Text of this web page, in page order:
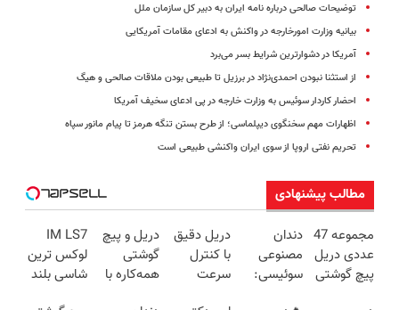
توضیحات صالحی درباره نامه ایران به دبیر کل سازمان ملل
بیانیه وزارت امورخارجه در واکنش به ادعای مقامات آمریکایی
آمریکا در دشوارترین شرایط بسر می‌برد
از استثنا نبودن احمدی‌نژاد در برزیل تا طبیعی بودن ملاقات صالحی و هیگ
احضار کاردار سوئیس به وزارت خارجه در پی ادعای سخیف آمریکا
اظهارات مهم سخنگوی دیپلماسی؛ از طرح بستن تنگه هرمز تا پیام مانور سپاه
تحریم نفتی اروپا از سوی ایران واکنشی طبیعی است
مطالب پیشنهادی
مجموعه 47
عددی دریل
پیچ گوشتی
دندان
مصنوعی
سوئیسی:
دریل دقیق
با کنترل
سرعت
دریل و پیچ
گوشتی
همه‌کاره با
IM LS7
لوکس ترین
شاسی بلند